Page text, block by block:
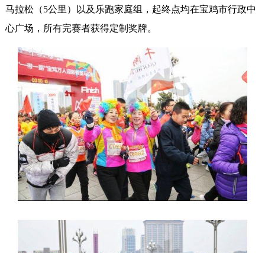
马拉松（5公里）以及乐跑家庭组，起终点均在宝鸡市行政中
心广场，所有完赛者获得定制奖牌。